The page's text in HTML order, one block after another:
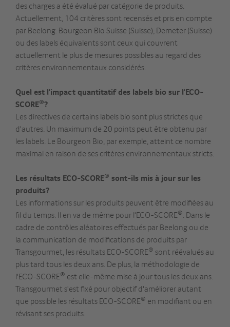
des charges a été évalué par catégorie de produits.
Actuellement, 104 critères sont recensés et pris en compte
par Beelong. Bourgeon Bio Suisse (Suisse), Demeter (Suisse)
ou des labels équivalents sont ceux qui couvrent
actuellement le plus de mesures possibles au regard des
critères environnementaux considérés.
Quel est l'impact quantitatif des labels bio sur l'ECO-
SCORE®?
Les directives de certains labels bio sont plus strictes que
d'autres. Un maximum de 20 points peut être obtenu par
les labels. Le Bourgeon Bio, par exemple, atteint ce nombre
maximal en raison de ses critères environnementaux stricts.
Les résultats ECO-SCORE® sont-ils mis à jour sur les
produits?
Les informations sur les produits peuvent être modifiées au
fil du temps. Il en va de même pour l'ECO-SCORE®. Dans le
cadre de contrôles aléatoires effectués par Beelong ou de
la communication de modifications de produits par
Transgourmet, les résultats ECO-SCORE® sont réévalués au
plus tard tous les deux ans. De plus, la méthodologie de
l'ECO-SCORE® est elle-même mise à jour tous les deux ans.
Transgourmet s'est fixé pour objectif d'améliorer autant
que possible les résultats ECO-SCORE® en modifiant ou en
révisant ses produits.